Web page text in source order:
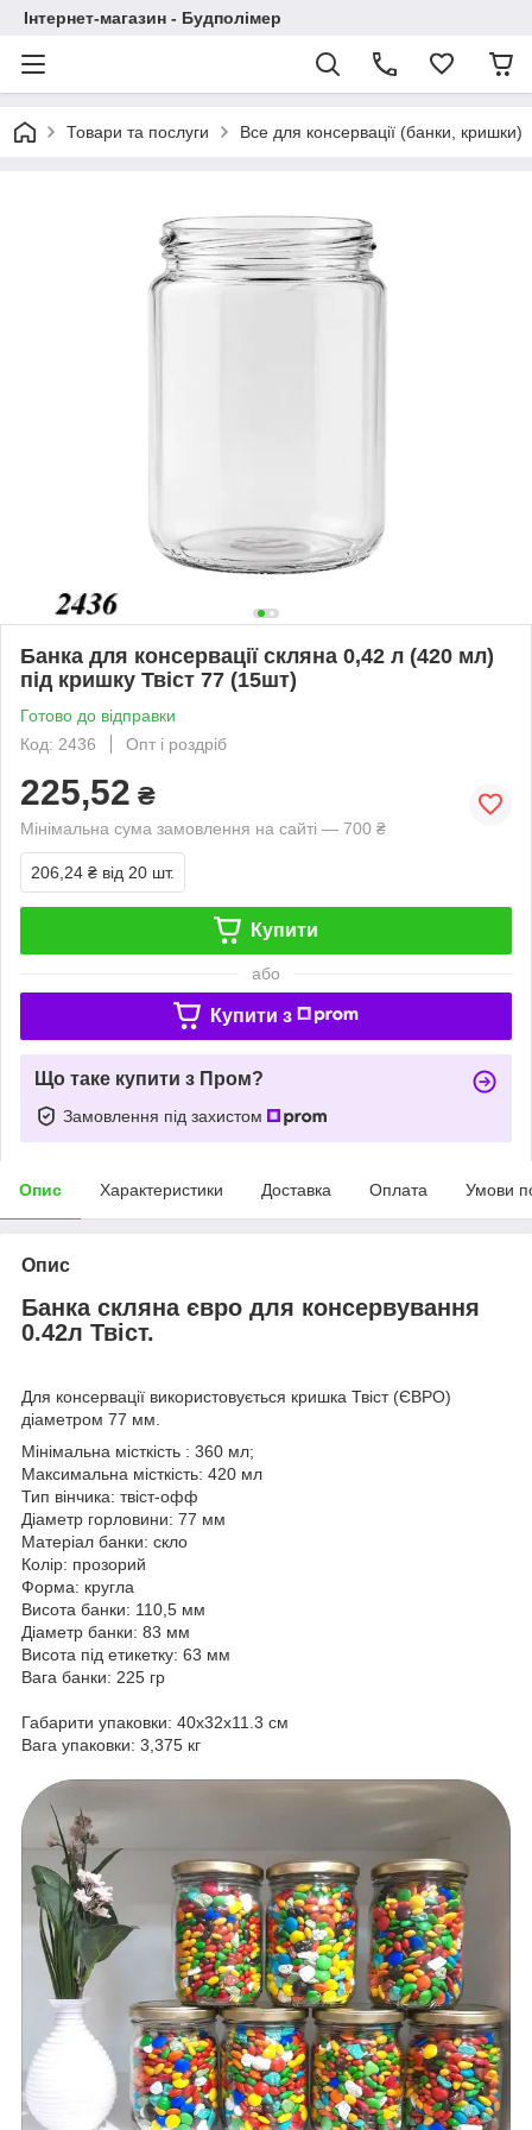
Інтернет-магазин - Будполімер
Товари та послуги Все для консервації (банки, кришки)
Банка для консервації скляна 0,42 л (420 мл)
під кришку Твіст 77 (15шт)
Готово до відправки
Код: 2436
Опт і роздріб
225,52 ₴
Мінімальна сума замовлення на сайті — 700 ₴
206,24 ₴ від 20 шт.
Купити
або
Купити з
Що таке купити з Пром?
Замовлення під захистом
Опис Характеристики Доставка Оплата Умови
Опис
Банка скляна євро для консервування
0.42л Твіст.
Для консервації використовується кришка Твіст (ЄВРО)
діаметром 77 мм.
Мінімальна місткість : 360 мл;
Максимальна місткість: 420 мл
Тип вінчика: твіст‑офф
Діаметр горловини: 77 мм
Матеріал банки: скло
Колір: прозорий
Форма: кругла
Висота банки: 110,5 мм
Діаметр банки: 83 мм
Висота під етикетку: 63 мм
Вага банки: 225 гр
Габарити упаковки: 40х32х11.3 см
Вага упаковки: 3,375 кг